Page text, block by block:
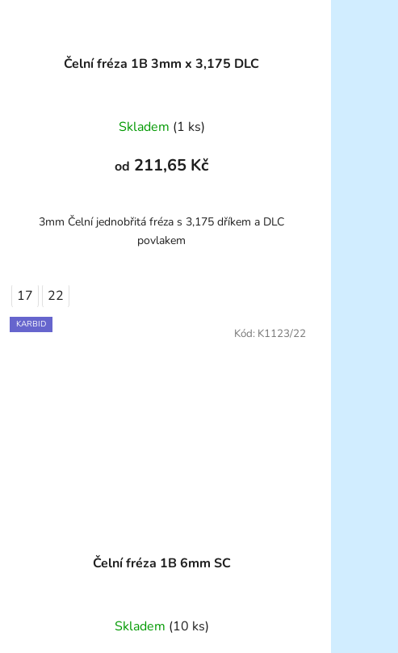
Čelní fréza 1B 3mm x 3,175 DLC
Skladem (1 ks)
od 211,65 Kč
3mm Čelní jednobřitá fréza s 3,175 dříkem a DLC
povlakem
17 22
KARBID
Čelní fréza 1B 6mm SC
Skladem (10 ks)
Kód: K1123/22